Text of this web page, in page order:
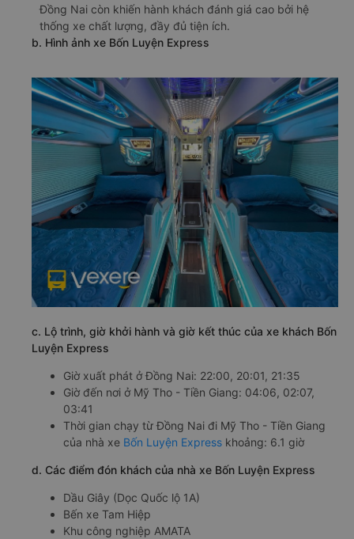
Đồng Nai còn khiến hành khách đánh giá cao bởi hệ
thống xe chất lượng, đầy đủ tiện ích.
b. Hình ảnh xe Bốn Luyện Express
c. Lộ trình, giờ khởi hành và giờ kết thúc của xe khách Bốn
Luyện Express
Giờ xuất phát ở Đồng Nai: 22:00, 20:01, 21:35
Giờ đến nơi ở Mỹ Tho - Tiền Giang: 04:06, 02:07,
03:41
Thời gian chạy từ Đồng Nai đi Mỹ Tho - Tiền Giang
của nhà xe Bốn Luyện Express khoảng: 6.1 giờ
d. Các điểm đón khách của nhà xe Bốn Luyện Express
Dầu Giây (Dọc Quốc lộ 1A)
Bến xe Tam Hiệp
Khu công nghiệp AMATA